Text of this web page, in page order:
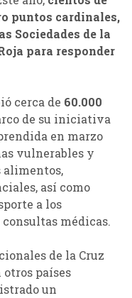
puntos cardinales,
Sociedades de la
para responder
cerca de 60.000
de su iniciativa
en marzo
vulnerables y
alimentos,
así como
a los
médicas.
de la Cruz
otros países
un